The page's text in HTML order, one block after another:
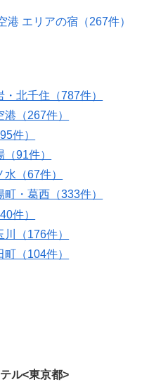
エリアの宿（267件）
北千住（787件）
（267件）
件）
91件）
（67件）
・葛西（333件）
件）
（176件）
（104件）
ル<東京都>